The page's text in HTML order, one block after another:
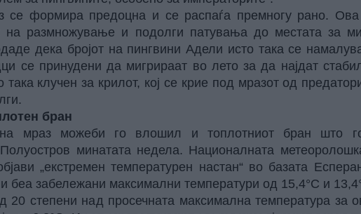
се формира предоцна и се распаѓа премногу рано.
на размножување и подолги патувања до местата за
дека бројот на пингвини Адели исто така се
се принудени да мигрираат во лето за да најдат
така клучен за крилот, кој се крие под мразот од
бран
на мраз можеби го влошил и топлотниот бран што
Полуостров минатата недела. Националната
„екстремен температурен настан“ во базата
беа забележани максимални температури од 15,4°C и
20 степени над просечната максимална температура за